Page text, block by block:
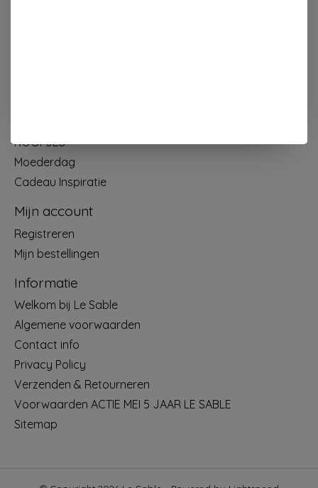
KOOPJES
Moederdag
Cadeau Inspiratie
Mijn account
Registreren
Mijn bestellingen
Informatie
Welkom bij Le Sable
Algemene voorwaarden
Contact info
Privacy Policy
Verzenden & Retourneren
Voorwaarden ACTIE MEI 5 JAAR LE SABLE
Sitemap